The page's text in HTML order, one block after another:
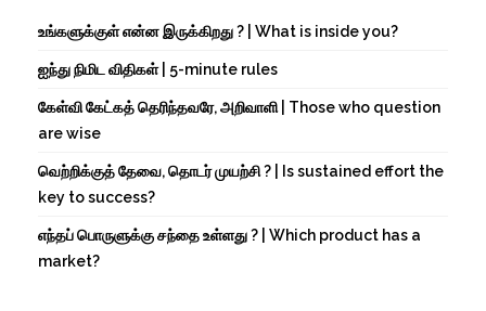
உங்களுக்குள் என்ன இருக்கிறது ? | What is inside you?
ஐந்து நிமிட விதிகள் | 5-minute rules
கேள்வி கேட்கத் தெரிந்தவரே, அறிவாளி | Those who question
are wise
வெற்றிக்குத் தேவை, தொடர் முயற்சி ? | Is sustained effort the
key to success?
எந்தப் பொருளுக்கு சந்தை உள்ளது ? | Which product has a
market?